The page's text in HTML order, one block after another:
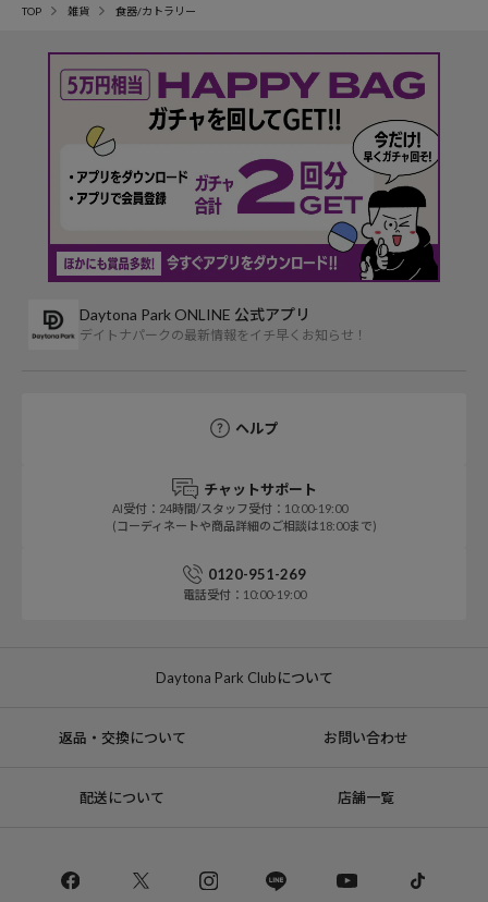
TOP 雑貨 食器/カトラリー
Daytona Park ONLINE 公式アプリ
デイトナパークの最新情報をイチ早くお知らせ！
ヘルプ
チャットサポート
AI受付：24時間/スタッフ受付：10:00-19:00
(コーディネートや商品詳細のご相談は18:00まで)
0120-951-269
電話受付：10:00-19:00
Daytona Park Clubについて
返品・交換について お問い合わせ
配送について 店舗一覧